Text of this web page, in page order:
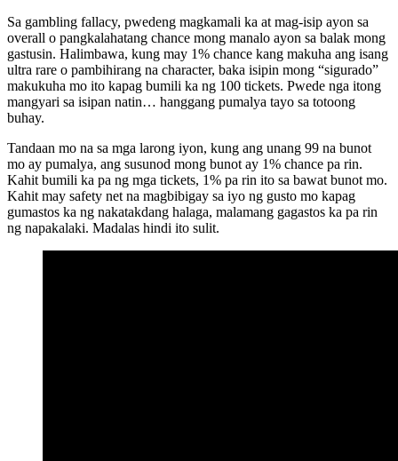
Sa gambling fallacy, pwedeng magkamali ka at mag-isip ayon sa
overall o pangkalahatang chance mong manalo ayon sa balak mong
gastusin. Halimbawa, kung may 1% chance kang makuha ang isang
ultra rare o pambihirang na character, baka isipin mong “sigurado”
makukuha mo ito kapag bumili ka ng 100 tickets. Pwede nga itong
mangyari sa isipan natin… hanggang pumalya tayo sa totoong
buhay.
Tandaan mo na sa mga larong iyon, kung ang unang 99 na bunot
mo ay pumalya, ang susunod mong bunot ay 1% chance pa rin.
Kahit bumili ka pa ng mga tickets, 1% pa rin ito sa bawat bunot mo.
Kahit may safety net na magbibigay sa iyo ng gusto mo kapag
gumastos ka ng nakatakdang halaga, malamang gagastos ka pa rin
ng napakalaki. Madalas hindi ito sulit.